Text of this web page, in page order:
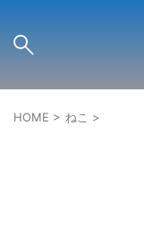
HOME > ねこ >